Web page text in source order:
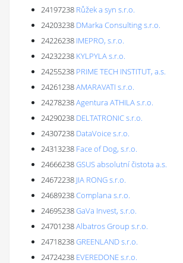
24197238 Růžek a syn s.r.o.
24203238 DMarka Consulting s.r.o.
24226238 IMEPRO, s.r.o.
24232238 KYLPYLA s.r.o.
24255238 PRIME TECH INSTITUT, a.s.
24261238AMARAVATI s.r.o.
24278238Agentura ATHILA s.r.o.
24290238 DELTATRONIC s.r.o.
24307238 DataVoice s.r.o.
24313238 Face of Dog, s.r.o.
24666238GSUS absolutní čistota a.s.
24672238 JIA RONG s.r.o.
24689238Complana s.r.o.
24695238GaVa Invest, s.r.o.
24701238Albatros Group s.r.o.
24718238GREENLAND s.r.o.
24724238 EVEREDONE s.r.o.